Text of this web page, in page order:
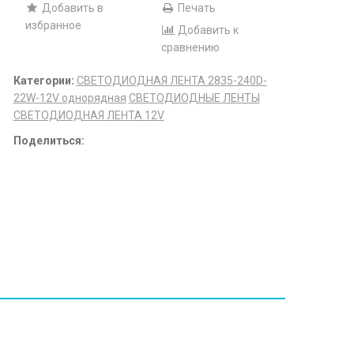
Добавить в
избранное
Печать
Добавить к
сравнению
Категории: СВЕТОДИОДНАЯ ЛЕНТА 2835-240D-
22W-12V однорядная СВЕТОДИОДНЫЕ ЛЕНТЫ
СВЕТОДИОДНАЯ ЛЕНТА 12V
Поделиться: